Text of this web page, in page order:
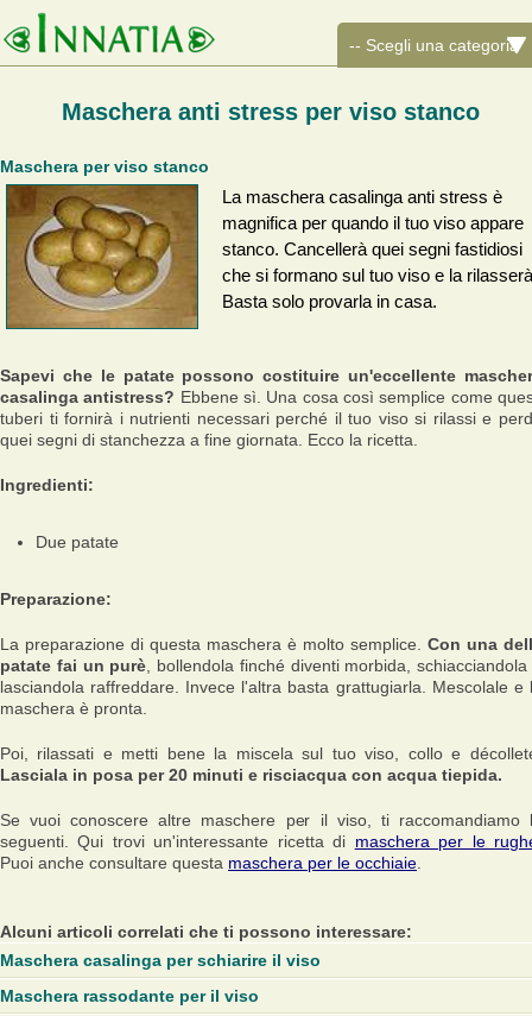
Maschera anti stress per viso stanco
Maschera per viso stanco
La maschera casalinga anti stress è
magnifica per quando il tuo viso appare
stanco. Cancellerà quei segni fastidiosi
che si formano sul tuo viso e la
Basta solo provarla in casa.
Sapevi che le patate possono costituire un'eccellente
casalinga antistress? Ebbene sì. Una cosa così semplice come
tuberi ti fornirà i nutrienti necessari perché il tuo viso si rilassi e
quei segni di stanchezza a fine giornata. Ecco la ricetta.
Ingredienti:
Due patate
Preparazione:
La preparazione di questa maschera è molto semplice. Con una
patate fai un purè , bollendola finché diventi morbida, schiacciandola
lasciandola raffreddare. Invece l'altra basta grattugiarla. Mescolale e
maschera è pronta.
Poi, rilassati e metti bene la miscela sul tuo viso, collo e
Lasciala in posa per 20 minuti e risciacqua con acqua tiepida.
Se vuoi conoscere altre maschere per il viso, ti raccomandiamo
seguenti. Qui trovi un'interessante ricetta di maschera per le
Puoi anche consultare questa maschera per le occhiaie
Alcuni articoli correlati che ti possono interessare:
Maschera casalinga per schiarire il viso
Maschera rassodante per il viso